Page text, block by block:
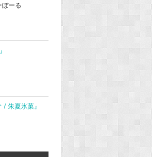
ぼーる
/ 朱夏氷菓』